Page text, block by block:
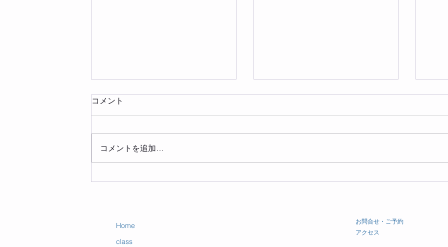
エサレン ご予約近況 エ
コメント
コメントを追加…
Home
class
​お問合せ・ご予約
​アクセス